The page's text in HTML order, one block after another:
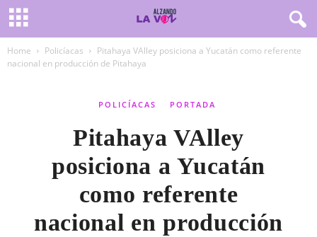
Home Policíacas
Pitahaya VAlley posiciona a Yucatán como referente
nacional en producción de Pitahaya
POLICÍACAS PORTADA
Pitahaya VAlley
posiciona a Yucatán
como referente
nacional en producción